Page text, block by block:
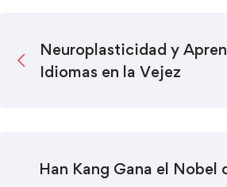
Neuroplasticidad y
Idiomas en la Vejez
Han Kang Gana el Nobel